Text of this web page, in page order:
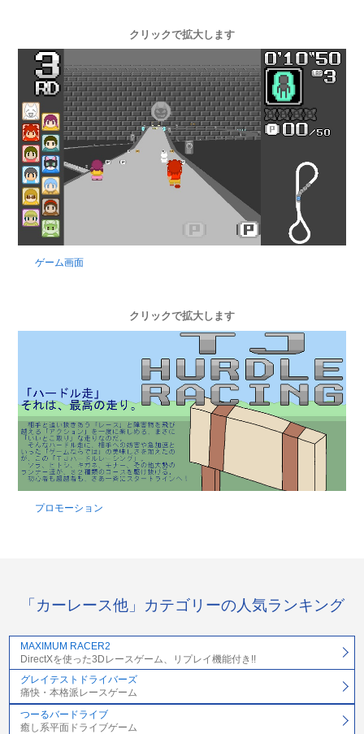
クリックで拡大します
ゲーム画面
クリックで拡大します
プロモーション
「カーレース他」カテゴリーの人気ランキング
MAXIMUM RACER2
DirectXを使った3Dレースゲーム、リプレイ機能付き!!
グレイテストドライバーズ
痛快・本格派レースゲーム
つーるバードライブ
癒し系平面ドライブゲーム